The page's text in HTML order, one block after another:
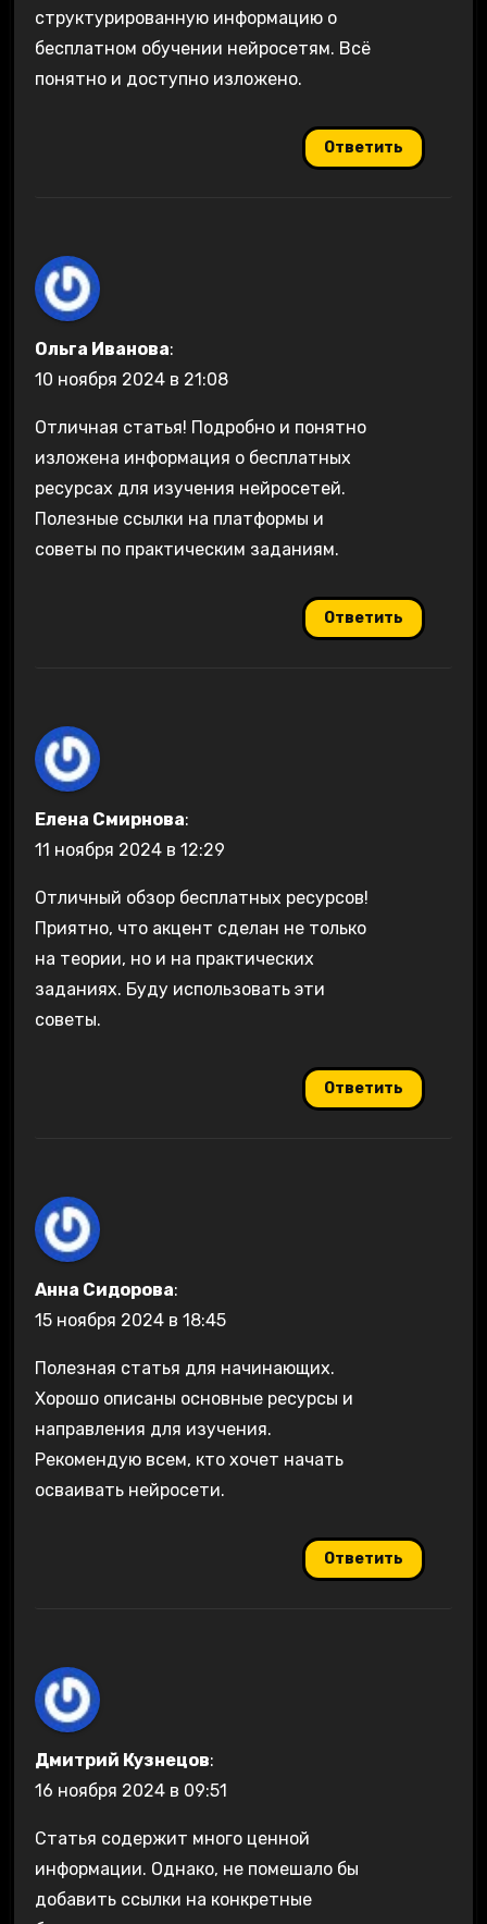
структурированную информацию о
бесплатном обучении нейросетям. Всё
понятно и доступно изложено.
Ответить
Ольга Иванова:
10 ноября 2024 в 21:08
Отличная статья! Подробно и понятно
изложена информация о бесплатных
ресурсах для изучения нейросетей.
Полезные ссылки на платформы и
советы по практическим заданиям.
Ответить
Елена Смирнова:
11 ноября 2024 в 12:29
Отличный обзор бесплатных ресурсов!
Приятно, что акцент сделан не только
на теории, но и на практических
заданиях. Буду использовать эти
советы.
Ответить
Анна Сидорова:
15 ноября 2024 в 18:45
Полезная статья для начинающих.
Хорошо описаны основные ресурсы и
направления для изучения.
Рекомендую всем, кто хочет начать
осваивать нейросети.
Ответить
Дмитрий Кузнецов:
16 ноября 2024 в 09:51
Статья содержит много ценной
информации. Однако, не помешало бы
добавить ссылки на конкретные